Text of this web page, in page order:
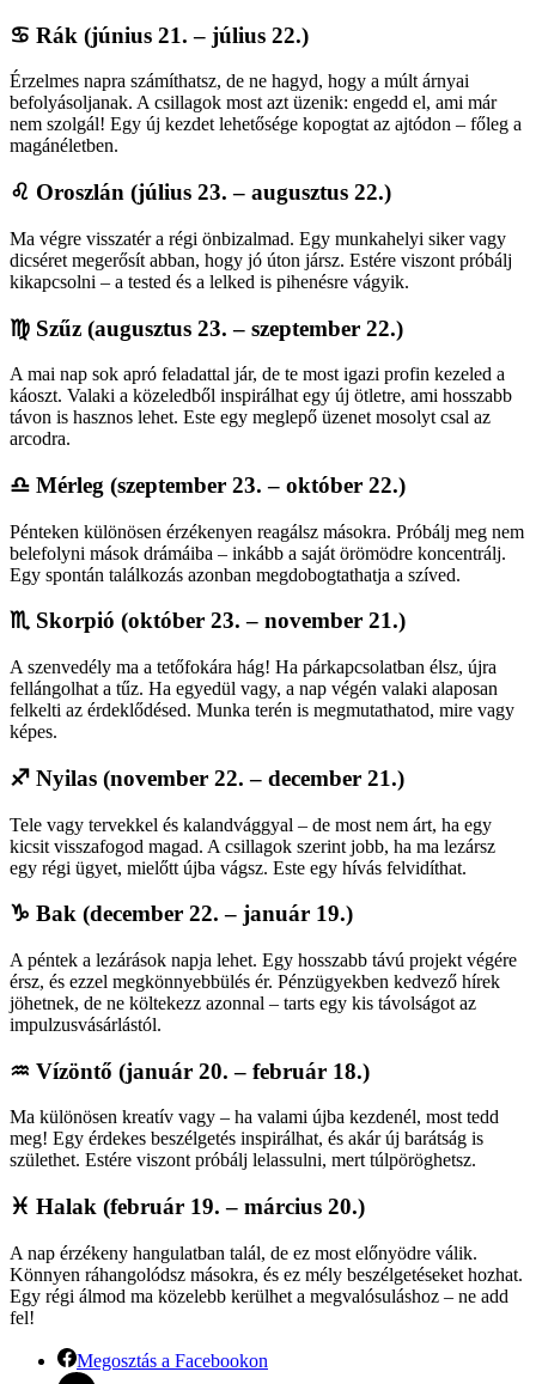
♋ Rák (június 21. – július 22.)
Érzelmes napra számíthatsz, de ne hagyd, hogy a múlt árnyai
befolyásoljanak. A csillagok most azt üzenik: engedd el, ami már
nem szolgál! Egy új kezdet lehetősége kopogtat az ajtódon – főleg a
magánéletben.
♌ Oroszlán (július 23. – augusztus 22.)
Ma végre visszatér a régi önbizalmad. Egy munkahelyi siker vagy
dicséret megerősít abban, hogy jó úton jársz. Estére viszont próbálj
kikapcsolni – a tested és a lelked is pihenésre vágyik.
♍ Szűz (augusztus 23. – szeptember 22.)
A mai nap sok apró feladattal jár, de te most igazi profin kezeled a
káoszt. Valaki a közeledből inspirálhat egy új ötletre, ami hosszabb
távon is hasznos lehet. Este egy meglepő üzenet mosolyt csal az
arcodra.
♎ Mérleg (szeptember 23. – október 22.)
Pénteken különösen érzékenyen reagálsz másokra. Próbálj meg nem
belefolyni mások drámáiba – inkább a saját örömödre koncentrálj.
Egy spontán találkozás azonban megdobogtathatja a szíved.
♏ Skorpió (október 23. – november 21.)
A szenvedély ma a tetőfokára hág! Ha párkapcsolatban élsz, újra
fellángolhat a tűz. Ha egyedül vagy, a nap végén valaki alaposan
felkelti az érdeklődésed. Munka terén is megmutathatod, mire vagy
képes.
♐ Nyilas (november 22. – december 21.)
Tele vagy tervekkel és kalandvággyal – de most nem árt, ha egy
kicsit visszafogod magad. A csillagok szerint jobb, ha ma lezársz
egy régi ügyet, mielőtt újba vágsz. Este egy hívás felvidíthat.
♑ Bak (december 22. – január 19.)
A péntek a lezárások napja lehet. Egy hosszabb távú projekt végére
érsz, és ezzel megkönnyebbülés ér. Pénzügyekben kedvező hírek
jöhetnek, de ne költekezz azonnal – tarts egy kis távolságot az
impulzusvásárlástól.
♒ Vízöntő (január 20. – február 18.)
Ma különösen kreatív vagy – ha valami újba kezdenél, most tedd
meg! Egy érdekes beszélgetés inspirálhat, és akár új barátság is
születhet. Estére viszont próbálj lelassulni, mert túlpöröghetsz.
♓ Halak (február 19. – március 20.)
A nap érzékeny hangulatban talál, de ez most előnyödre válik.
Könnyen ráhangolódsz másokra, és ez mély beszélgetéseket hozhat.
Egy régi álmod ma közelebb kerülhet a megvalósuláshoz – ne add
fel!
Megosztás a Facebookon